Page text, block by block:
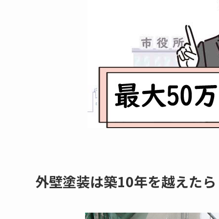
外壁塗装は築10年を越えた